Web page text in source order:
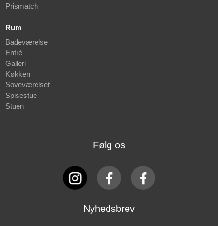
Prismatch
Rum
Badeværelse
Entré
Galleri
Køkken
Soveværelset
Spisestue
Stuen
Følg os
Nyhedsbrev